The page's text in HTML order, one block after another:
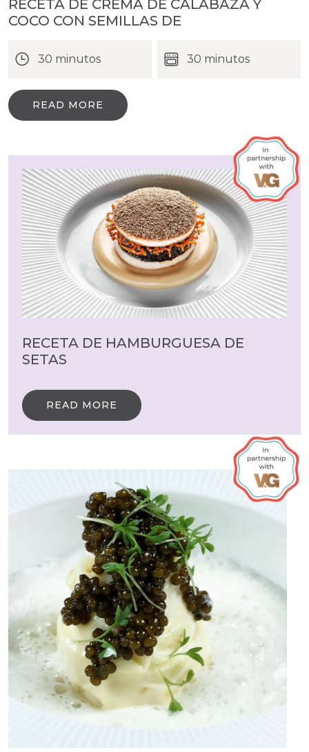
RECETA DE CREMA DE CALABAZA Y
COCO CON SEMILLAS DE
30 minutos 30 minutos
READ MORE
RECETA DE HAMBURGUESA DE
SETAS
READ MORE